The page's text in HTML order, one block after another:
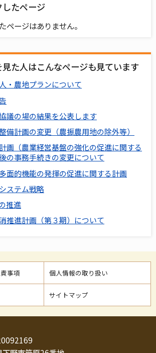
たページ
ページはありません。
見た人はこんなページも見ています
・農地プランについて
議の場の結果を公表します
備計画の変更（農振農用地の除外等）
画（農業経営基盤の強化の促進に関する
の事務手続きの変更について
面的機能の発揮の促進に関する計画
ステム戦略
推進
推進計画（第３期）について
事項 個人情報の取り扱い
サイトマップ